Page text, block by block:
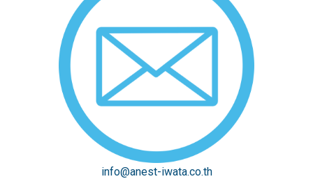
info@anest-iwata.co.th